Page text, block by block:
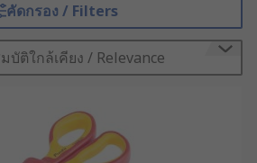
ใบมีดที่ไม่คมพอหรือผิดสเปก
ยตัดรุ่ย เสียรูปทรง และสร้าง
ใช้งาน ดังนั้น การเปลี่ยนมาใช้
สาหกรรม หรือกรรไกรที่
อย่างง่ายดาย ลดโอกาสที่ใบมีด
คัดกรอง / Filters
ติใกล้เคียง / Relevance